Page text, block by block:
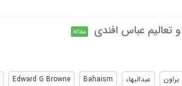
تعالیم عباس افندی مقاله
براون عبدالبهاء Bahaism
Edward G Browne